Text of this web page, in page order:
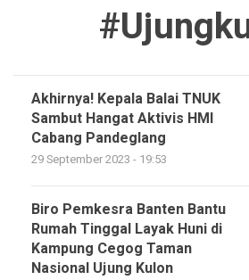
Akhirnya! Kepala Balai TNUK
Sambut Hangat Aktivis HMI
Cabang Pandeglang
29 September 2023 - 19:53
Biro Pemkesra Banten Bantu
Rumah Tinggal Layak Huni di
Kampung Cegog Taman
Nasional Ujung Kulon